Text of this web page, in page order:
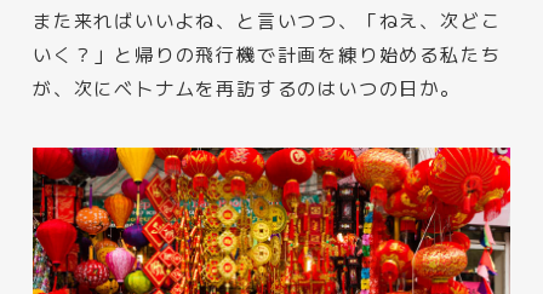
また来ればいいよね、と言いつつ、「ねえ、次どこ
いく？」と帰りの飛行機で計画を練り始める私たち
が、次にベトナムを再訪するのはいつの日か。